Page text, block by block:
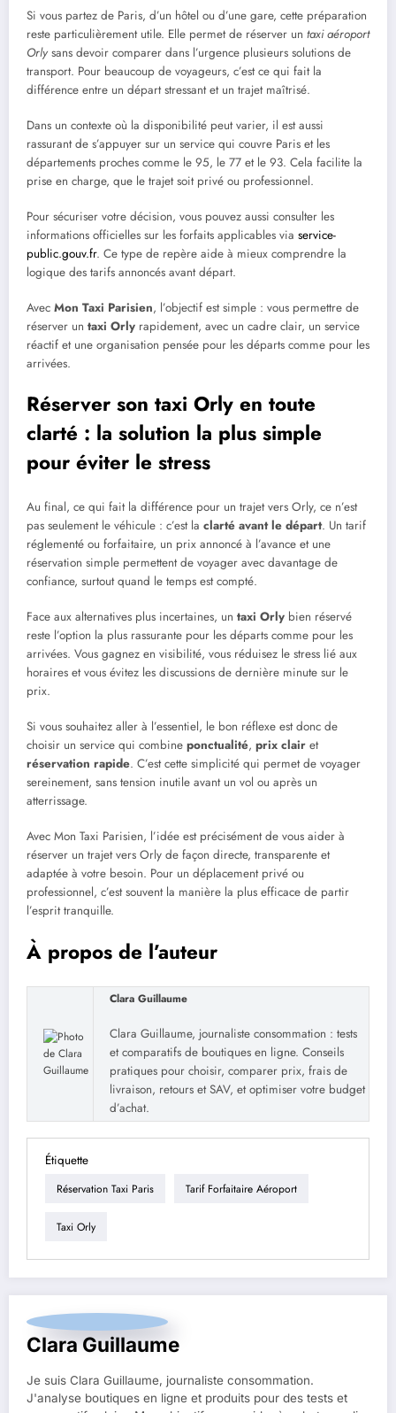
Si vous partez de Paris, d’un hôtel ou d’une gare, cette préparation
reste particulièrement utile. Elle permet de réserver un taxi aéroport
Orly sans devoir comparer dans l’urgence plusieurs solutions de
transport. Pour beaucoup de voyageurs, c’est ce qui fait la
différence entre un départ stressant et un trajet maîtrisé.
Dans un contexte où la disponibilité peut varier, il est aussi
rassurant de s’appuyer sur un service qui couvre Paris et les
départements proches comme le 95, le 77 et le 93. Cela facilite la
prise en charge, que le trajet soit privé ou professionnel.
Pour sécuriser votre décision, vous pouvez aussi consulter les
informations officielles sur les forfaits applicables via service-
public.gouv.fr. Ce type de repère aide à mieux comprendre la
logique des tarifs annoncés avant départ.
Avec Mon Taxi Parisien, l’objectif est simple : vous permettre de
réserver un taxi Orly rapidement, avec un cadre clair, un service
réactif et une organisation pensée pour les départs comme pour les
arrivées.
Réserver son taxi Orly en toute
clarté : la solution la plus simple
pour éviter le stress
Au final, ce qui fait la différence pour un trajet vers Orly, ce n’est
pas seulement le véhicule : c’est la clarté avant le départ. Un tarif
réglementé ou forfaitaire, un prix annoncé à l’avance et une
réservation simple permettent de voyager avec davantage de
confiance, surtout quand le temps est compté.
Face aux alternatives plus incertaines, un taxi Orly bien réservé
reste l’option la plus rassurante pour les départs comme pour les
arrivées. Vous gagnez en visibilité, vous réduisez le stress lié aux
horaires et vous évitez les discussions de dernière minute sur le
prix.
Si vous souhaitez aller à l’essentiel, le bon réflexe est donc de
choisir un service qui combine ponctualité, prix clair et
réservation rapide. C’est cette simplicité qui permet de voyager
sereinement, sans tension inutile avant un vol ou après un
atterrissage.
Avec Mon Taxi Parisien, l’idée est précisément de vous aider à
réserver un trajet vers Orly de façon directe, transparente et
adaptée à votre besoin. Pour un déplacement privé ou
professionnel, c’est souvent la manière la plus efficace de partir
l’esprit tranquille.
À propos de l’auteur
Clara Guillaume
Clara Guillaume, journaliste consommation : tests
et comparatifs de boutiques en ligne. Conseils
pratiques pour choisir, comparer prix, frais de
livraison, retours et SAV, et optimiser votre budget
d’achat.
Étiquette
Réservation Taxi Paris Tarif Forfaitaire Aéroport
Taxi Orly
Clara Guillaume
Je suis Clara Guillaume, journaliste consommation.
J'analyse boutiques en ligne et produits pour des tests et